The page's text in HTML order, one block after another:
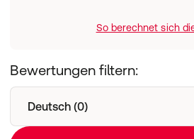
So berechnet sich
Bewertungen filtern:
Deutsch (0)